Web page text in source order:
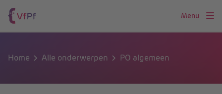
Menu
Home Alle onderwerpen PO algemeen